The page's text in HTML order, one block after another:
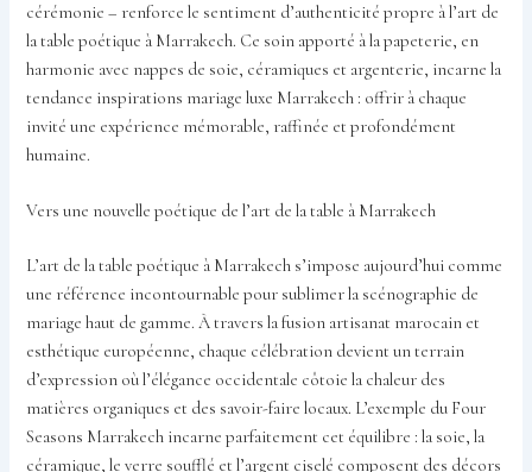
cérémonie – renforce le sentiment d’authenticité propre à l’art de
la table poétique à Marrakech. Ce soin apporté à la papeterie, en
harmonie avec nappes de soie, céramiques et argenterie, incarne la
tendance inspirations mariage luxe Marrakech : offrir à chaque
invité une expérience mémorable, raffinée et profondément
humaine.
Vers une nouvelle poétique de l’art de la table à Marrakech
L’art de la table poétique à Marrakech s’impose aujourd’hui comme
une référence incontournable pour sublimer la scénographie de
mariage haut de gamme. À travers la fusion artisanat marocain et
esthétique européenne, chaque célébration devient un terrain
d’expression où l’élégance occidentale côtoie la chaleur des
matières organiques et des savoir-faire locaux. L’exemple du Four
Seasons Marrakech incarne parfaitement cet équilibre : la soie, la
céramique, le verre soufflé et l’argent ciselé composent des décors